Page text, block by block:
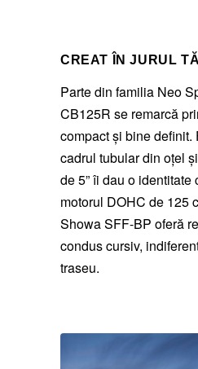
CREAT ÎN JURUL
Parte din familia Neo
CB125R se remarcă
compact și bine definit.
cadrul tubular din oțel
de 5” îi dau o identitate
motorul DOHC de 125
Showa SFF-BP oferă
condus cursiv,
traseu.